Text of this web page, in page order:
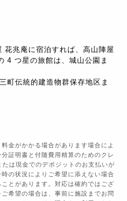
花兆庵に宿泊すれば、高山陣屋
4 つ星の旅館は、城山公園ま
伝統的建造物群保存地区ま
金がかかる場合があります場合によ
証明書と付随費用精算のためのクレ
は現金でのデポジットのお支払いが
の状況によりご希望に添えない場合
とがあります。対応は確約ではござ
希望の場合は、事前に施設までお問